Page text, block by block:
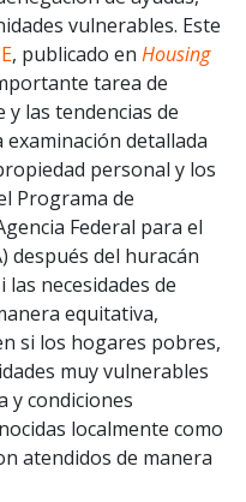
vulnerables. Este
, publicado en Housing
tarea de
las tendencias de
detallada
personal y los
Programa de
Federal para el
después del huracán
necesidades de
equitativa,
si los hogares pobres,
muy vulnerables
y condiciones
localmente como
atendidos de manera